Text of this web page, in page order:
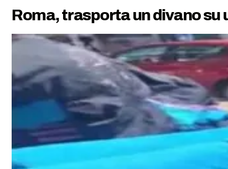
Roma, trasporta un divano su